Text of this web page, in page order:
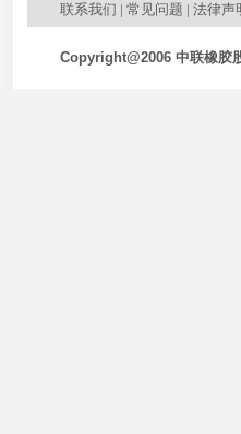
联系我们 | 常见问题 | 法律声
Copyright@2006 中联橡胶